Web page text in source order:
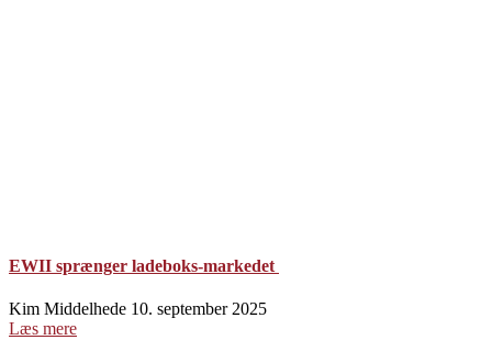
EWII sprænger ladeboks-markedet
Kim Middelhede 10. september 2025
Læs mere